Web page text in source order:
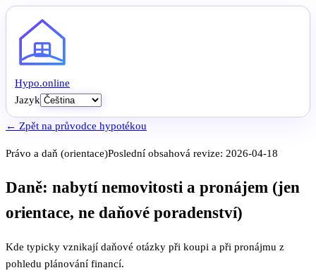
Hypo.online
Jazyk
← Zpět na průvodce hypotékou
Právo a daň (orientace)Poslední obsahová revize: 2026-04-18
Daně: nabytí nemovitosti a pronájem (jen
orientace, ne daňové poradenství)
Kde typicky vznikají daňové otázky při koupi a při pronájmu z
pohledu plánování financí.